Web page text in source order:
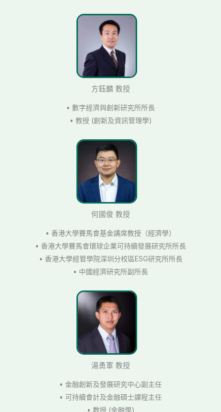
方鈺麟 教授
• 數字經濟與創新研究所所長
• 教授 (創新及資訊管理學)
何國俊 教授
• 香港大學賽馬會基金講席教授（經濟學）
• 香港大學賽馬會環球企業可持續發展研究所所長
• 香港大學經管學院深圳分校區ESG研究所所長
• 中國經濟研究所副所長
湯勇軍 教授
• 金融創新及發展研究中心副主任
• 可持續會計及金融碩士課程主任
• 教授 (金融學)